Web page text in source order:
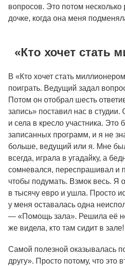
вопросов. Это потом несколько
дочке, когда она меня
«Кто хочет стать
В «Кто хочет стать
поиграть. Ведущий задал
Потом он отобрал шесть
запись» поставил нас в студии.
и села в кресло участника. Это
записанных программ, и я не
больше, ведущий или я. Мне
всегда, играла в угадайку, а
сомневался, переспрашивал и
чтобы подумать. Взмок весь. Я
в тысячу евро и ушла. Просто
у меня оставалась одна
— «Помощь зала». Решила её
же видела, кто там сидит в зале!
Самой полезной оказывалась
другу». Просто потому, что это